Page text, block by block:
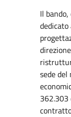
Il
sede del
362.303